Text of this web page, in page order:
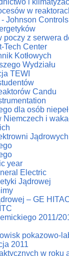
i
w
Johnson
poczy z serwera
Tech Center
Kotłowych
Wydziału
TEWI
Candu
dla osób
Niemczech i
Jądrowych
year
Electric
Jądrowej
– GE
2011/
pokazowo-
2011
w roku